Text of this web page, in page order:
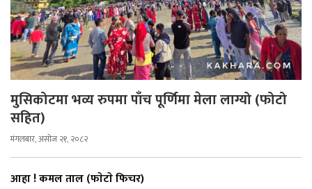
मुसिकोटमा भव्य रुपमा पाँच पूर्णिमा मेला लाग्यो (फोटो
सहित)
मंगलबार, असोज २१, २०८२
आहा ! कमल ताल (फाेटाे फिचर)